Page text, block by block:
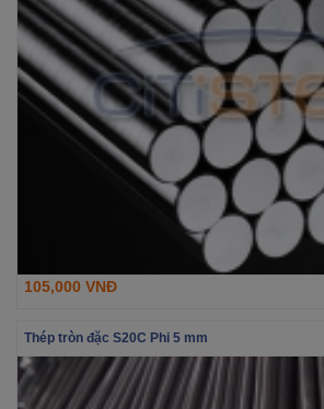
105,000 VNĐ
Thép tròn đặc S20C Phi 5 mm